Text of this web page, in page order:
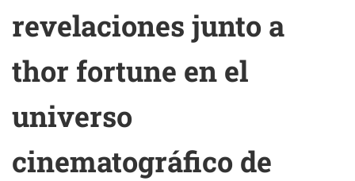
revelaciones junto a
thor fortune en el
universo
cinematográfico de